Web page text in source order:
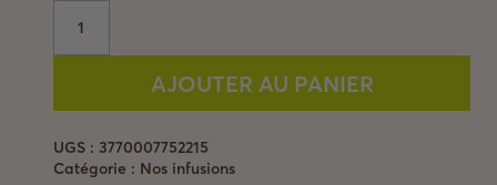
Infusion
—
20
AJOUTER AU PANIER
UGS : 3770007752215
Catégorie : Nos infusions